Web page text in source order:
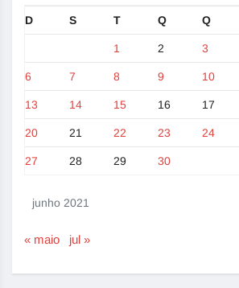
junho 2021
D S T Q Q
1 2 3
6 7 8 9 10
13 14 15 16 17
20 21 22 23 24
27 28 29 30
« maio jul »